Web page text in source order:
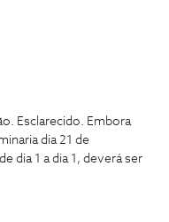
Esclarecido. Embora
dia 21 de
dia 1 a dia 1, deverá ser